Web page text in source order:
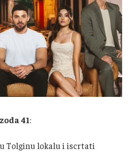
41:
Tolginu lokalu i iscrtati